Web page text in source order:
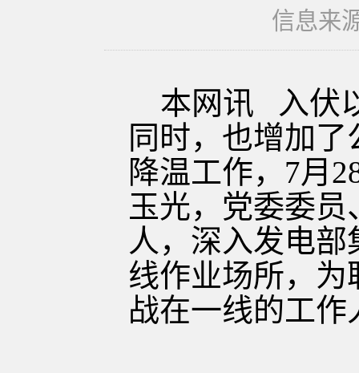
信息来
本网讯
入伏
同时，也增加
降温工作， 7月
玉光，党委委
人，深入发电
线作业场所，
战在一线的工